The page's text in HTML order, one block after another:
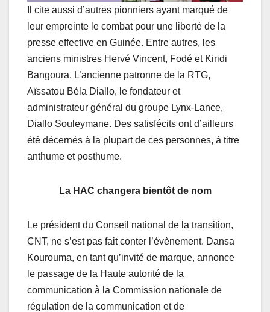
Il cite aussi d’autres pionniers ayant marqué de
leur empreinte le combat pour une liberté de la
presse effective en Guinée. Entre autres, les
anciens ministres Hervé Vincent, Fodé et Kiridi
Bangoura. L’ancienne patronne de la RTG,
Aïssatou Béla Diallo, le fondateur et
administrateur général du groupe Lynx-Lance,
Diallo Souleymane. Des satisfécits ont d’ailleurs
été décernés à la plupart de ces personnes, à titre
anthume et posthume.
La HAC changera bientôt de nom
Le président du Conseil national de la transition,
CNT, ne s’est pas fait conter l’évènement. Dansa
Kourouma, en tant qu’invité de marque, annonce
le passage de la Haute autorité de la
communication à la Commission nationale de
régulation de la communication et de